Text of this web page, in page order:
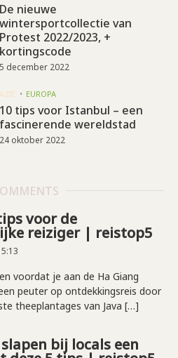
De nieuwe
wintersportcollectie van
Protest 2022/2023, +
kortingscode
5 december 2022
AZIË EUROPA
10 tips voor Istanbul – een
fascinerende wereldstad
24 oktober 2022
voor de
reiziger | reistop5
voordat je aan de Ha Giang
peuter op ontdekkingsreis door
theeplantages van Java […]
bij locals een